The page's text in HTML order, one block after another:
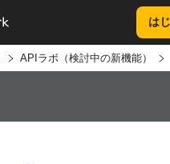
は
APIラボ（検討中の新機能）